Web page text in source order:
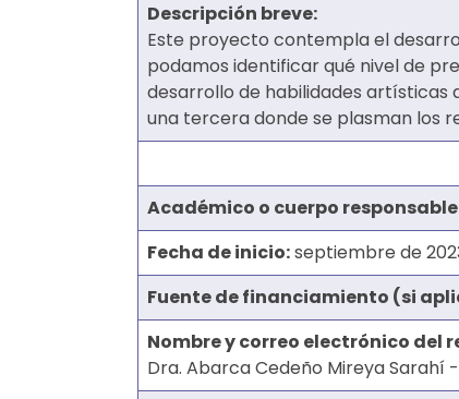
Descripción breve:
Este proyecto contempla el
podamos identificar qué nivel de
desarrollo de habilidades
una tercera donde se plasman los
Académico o cuerpo
Fecha de inicio:septiembre de
Fuente de financiamiento (si
Nombre y correo electrónico del
Dra. Abarca Cedeño Mireya